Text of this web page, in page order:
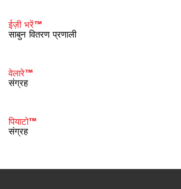
ईज़ी भरें™
साबुन वितरण प्रणाली
वेलारे™
संग्रह
पियाटो™
संग्रह